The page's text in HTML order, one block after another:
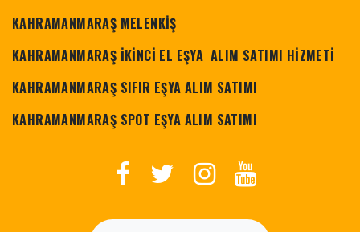
KAHRAMANMARAŞ MELENKİŞ
KAHRAMANMARAŞ İKİNCİ EL EŞYA ALIM SATIMI HİZMETİ
KAHRAMANMARAŞ SIFIR EŞYA ALIM SATIMI
KAHRAMANMARAŞ SPOT EŞYA ALIM SATIMI